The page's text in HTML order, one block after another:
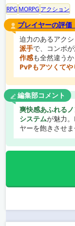
RPG MORPG アクション
プレイヤーの評価
迫力のあるアク
派手で、コンボ
作感も全然違う
PvPもアツくて
編集部コメント
爽快感あふれる
システムが魅力
ヤーを飽きさせま